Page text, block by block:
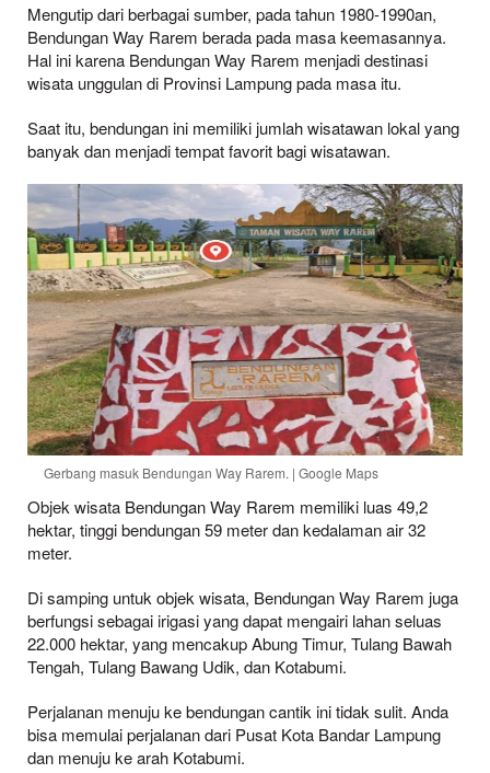
Mengutip dari berbagai sumber, pada tahun 1980-1990an,
Bendungan Way Rarem berada pada masa keemasannya.
Hal ini karena Bendungan Way Rarem menjadi destinasi
wisata unggulan di Provinsi Lampung pada masa itu.
Saat itu, bendungan ini memiliki jumlah wisatawan lokal yang
banyak dan menjadi tempat favorit bagi wisatawan.
Gerbang masuk Bendungan Way Rarem. | Google Maps
Objek wisata Bendungan Way Rarem memiliki luas 49,2
hektar, tinggi bendungan 59 meter dan kedalaman air 32
meter.
Di samping untuk objek wisata, Bendungan Way Rarem juga
berfungsi sebagai irigasi yang dapat mengairi lahan seluas
22.000 hektar, yang mencakup Abung Timur, Tulang Bawah
Tengah, Tulang Bawang Udik, dan Kotabumi.
Perjalanan menuju ke bendungan cantik ini tidak sulit. Anda
bisa memulai perjalanan dari Pusat Kota Bandar Lampung
dan menuju ke arah Kotabumi.